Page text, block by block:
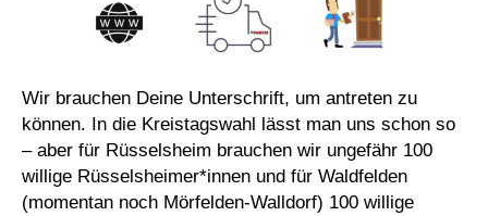
Wir brauchen Deine Unterschrift, um antreten zu
können. In die Kreistagswahl lässt man uns schon so
– aber für Rüsselsheim brauchen wir ungefähr 100
willige Rüsselsheimer*innen und für Waldfelden
(momentan noch Mörfelden-Walldorf) 100 willige